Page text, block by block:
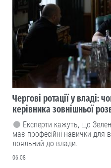
Чергові ротації у владі:
керівника зовнішньої
Експерти кажуть, що
має професійні навички для
лояльний до влади.
06.08